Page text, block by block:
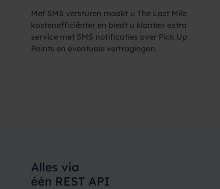
Met SMS versturen maakt u The Last Mile
kostenefficiënter en biedt u klanten extra
service met SMS notificaties over Pick Up
Points en eventuele vertragingen.
Alles via
één REST API